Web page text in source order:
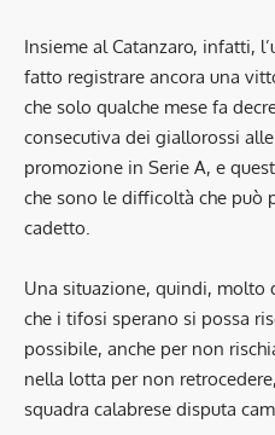
Insieme al Catanzaro, infatti,
fatto registrare ancora una
che solo qualche mese fa
consecutiva dei giallorossi
promozione in Serie A, e
che sono le difficoltà che può
cadetto.
Una situazione, quindi, molto
che i tifosi sperano si possa
possibile, anche per non
nella lotta per non
squadra calabrese disputa